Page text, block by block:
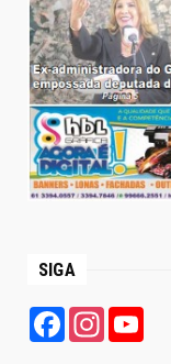
SIGA
FacebookInstagram